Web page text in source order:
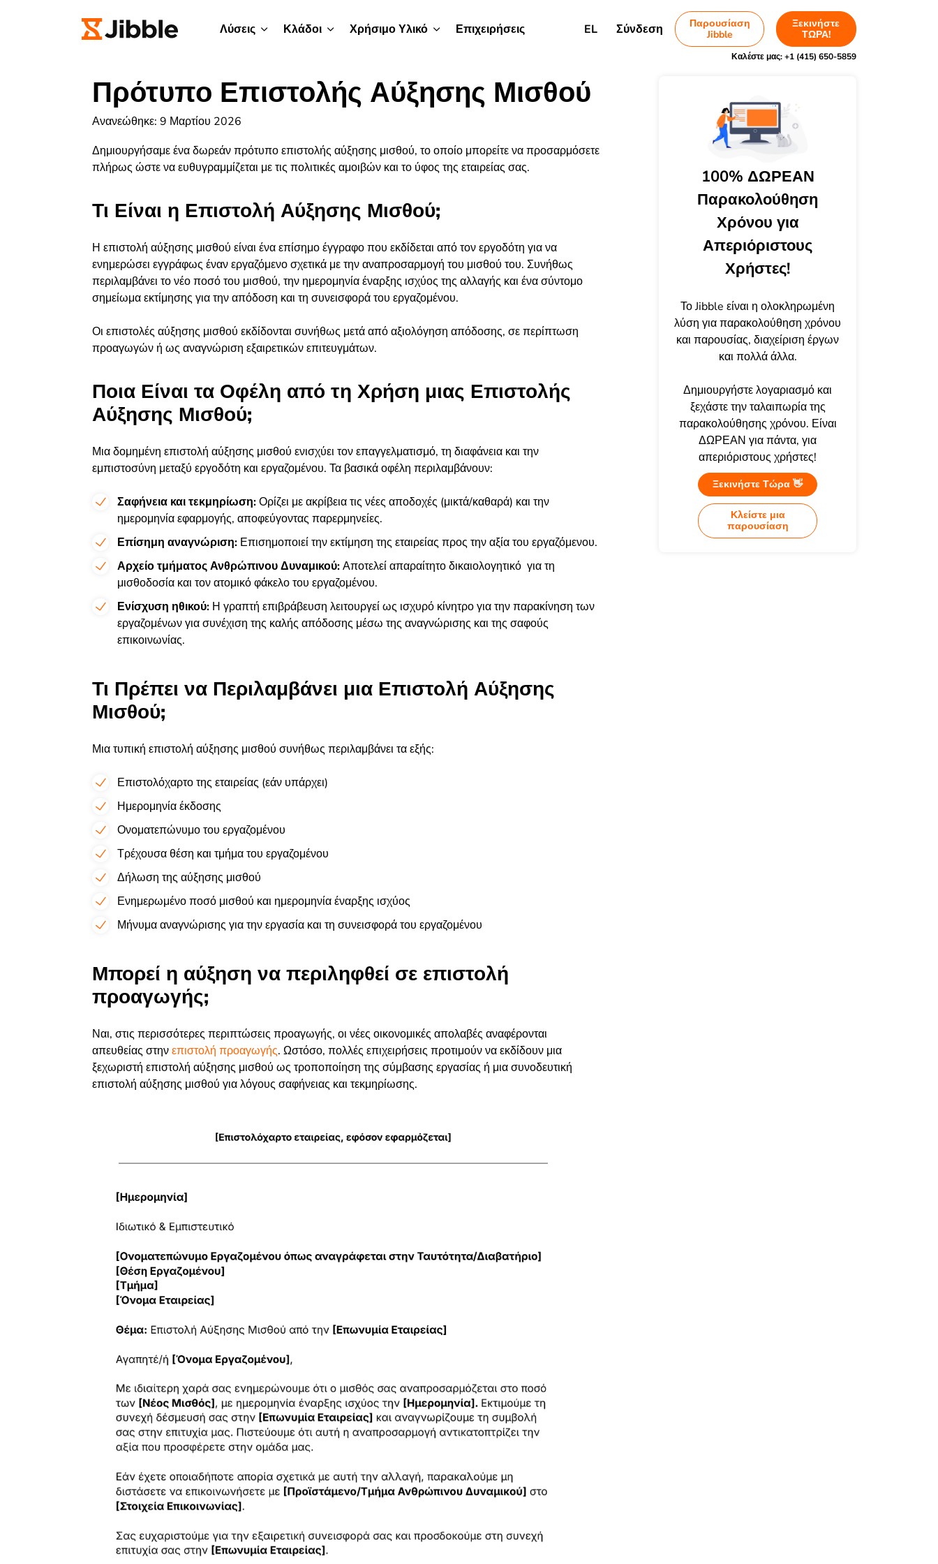
Λύσεις Κλάδοι Χρήσιμο Υλικό Επιχειρήσεις EL Σύνδεση
Παρουσίαση
Jibble
Ξεκινήστε
ΤΩΡΑ!
Καλέστε μας:+1 (415) 650-5859
Πρότυπο Επιστολής Αύξησης Μισθού
Ανανεώθηκε: 9 Μαρτίου 2026
Δημιουργήσαμε ένα δωρεάν πρότυπο επιστολής αύξησης μισθού, το οποίο μπορείτε να προσαρμόσετε
πλήρως ώστε να ευθυγραμμίζεται με τις πολιτικές αμοιβών και το ύφος της εταιρείας σας.
Τι Είναι η Επιστολή Αύξησης Μισθού;
Η επιστολή αύξησης μισθού είναι ένα επίσημο έγγραφο που εκδίδεται από τον εργοδότη για να
ενημερώσει εγγράφως έναν εργαζόμενο σχετικά με την αναπροσαρμογή του μισθού του. Συνήθως
περιλαμβάνει το νέο ποσό του μισθού, την ημερομηνία έναρξης ισχύος της αλλαγής και ένα σύντομο
σημείωμα εκτίμησης για την απόδοση και τη συνεισφορά του εργαζομένου.
Οι επιστολές αύξησης μισθού εκδίδονται συνήθως μετά από αξιολόγηση απόδοσης, σε περίπτωση
προαγωγών ή ως αναγνώριση εξαιρετικών επιτευγμάτων.
Ποια Είναι τα Οφέλη από τη Χρήση μιας Επιστολής
Αύξησης Μισθού;
Μια δομημένη επιστολή αύξησης μισθού ενισχύει τον επαγγελματισμό, τη διαφάνεια και την
εμπιστοσύνη μεταξύ εργοδότη και εργαζομένου. Τα βασικά οφέλη περιλαμβάνουν:
Σαφήνεια και τεκμηρίωση:Ορίζει με ακρίβεια τις νέες αποδοχές (μικτά/καθαρά) και την
ημερομηνία εφαρμογής, αποφεύγοντας παρερμηνείες.
Επίσημη αναγνώριση: Επισημοποιείτην εκτίμηση της εταιρείας προς την αξία του εργαζόμενου.
Αρχείο τμήματος Ανθρώπινου Δυναμικού:Αποτελεί απαραίτητο δικαιολογητικό για τη
μισθοδοσία και τον ατομικό φάκελο του εργαζομένου.
Ενίσχυση ηθικού: Η γραπτή επιβράβευση λειτουργεί ως ισχυρό κίνητρο γιατην παρακίνηση των
εργαζομένων για συνέχιση της καλής απόδοσης μέσω της αναγνώρισης και της σαφούς
επικοινωνίας.
Τι Πρέπει να Περιλαμβάνει μια Επιστολή Αύξησης
Μισθού;
Μια τυπική επιστολή αύξησης μισθού συνήθως περιλαμβάνει τα εξής:
Επιστολόχαρτο της εταιρείας (εάν υπάρχει)
Ημερομηνία έκδοσης
Ονοματεπώνυμο του εργαζομένου
Τρέχουσα θέση και τμήμα του εργαζομένου
Δήλωση της αύξησης μισθού
Ενημερωμένο ποσό μισθού και ημερομηνία έναρξης ισχύος
Μήνυμα αναγνώρισης για την εργασία και τη συνεισφορά του εργαζομένου
Μπορεί η αύξηση να περιληφθεί σε επιστολή
προαγωγής;
Ναι, στις περισσότερες περιπτώσεις προαγωγής, οι νέες οικονομικές απολαβές αναφέρονται
απευθείας στηνεπιστολή προαγωγής. Ωστόσο, πολλές επιχειρήσεις προτιμούν να εκδίδουν μια
ξεχωριστή επιστολή αύξησης μισθού ως τροποποίηση της σύμβασης εργασίας ή μια συνοδευτική
επιστολή αύξησης μισθού για λόγους σαφήνειας και τεκμηρίωσης.
100% ΔΩΡΕΑΝ
Παρακολούθηση
Χρόνου για
Απεριόριστους
Χρήστες!
Το Jibble είναι η ολοκληρωμένη
λύση για παρακολούθηση χρόνου
και παρουσίας, διαχείριση έργων
και πολλά άλλα.
Δημιουργήστε λογαριασμό και
ξεχάστε την ταλαιπωρία της
παρακολούθησης χρόνου. Είναι
ΔΩΡΕΑΝ για πάντα, για
απεριόριστους χρήστες!
Ξεκινήστε Τώρα 👋
Κλείστε μια
παρουσίαση